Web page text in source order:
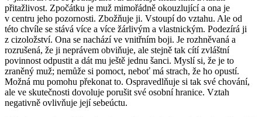
přitažlivost. Zpočátku je muž mimořádně okouzlující a ona je
v centru jeho pozornosti. Zbožňuje ji. Vstoupí do vztahu. Ale od
této chvíle se stává více a více žárlivým a vlastnickým. Podezírá ji
z cizoložství. Ona se nachází ve vnitřním boji. Je rozhněvaná a
rozrušená, že ji neprávem obviňuje, ale stejně tak cítí zvláštní
povinnost odpustit a dát mu ještě jednu šanci. Myslí si, že je to
zraněný muž; nemůže si pomoct, neboť má strach, že ho opustí.
Možná mu pomohu překonat to. Ospravedlňuje si tak své chování,
ale ve skutečnosti dovoluje porušit své osobní hranice. Vztah
negativně ovlivňuje její sebeúctu.